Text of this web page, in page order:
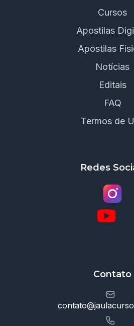
Cursos
Apostilas
Apostilas
Notícias
Editais
FAQ
Termos de
Redes
Contato